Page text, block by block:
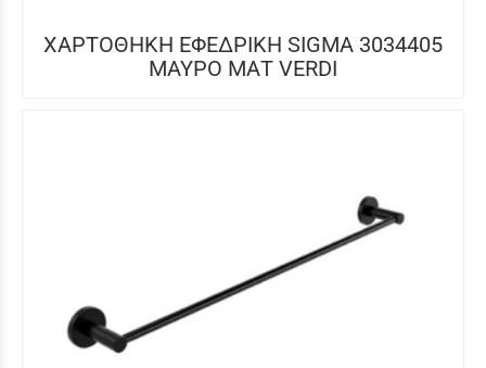
ΧΑΡΤΟΘΗΚΗ ΕΦΕΔΡΙΚΗ SIGMA 3034405
ΜΑΥΡΟ ΜΑΤ VERDI